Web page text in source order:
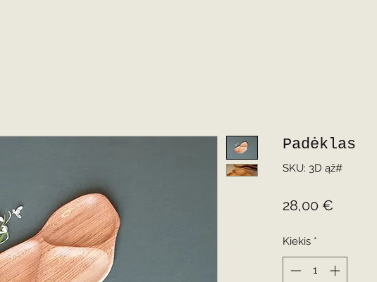
Padėklas
SKU: 3D ąž#
28,00 €
Kiekis *